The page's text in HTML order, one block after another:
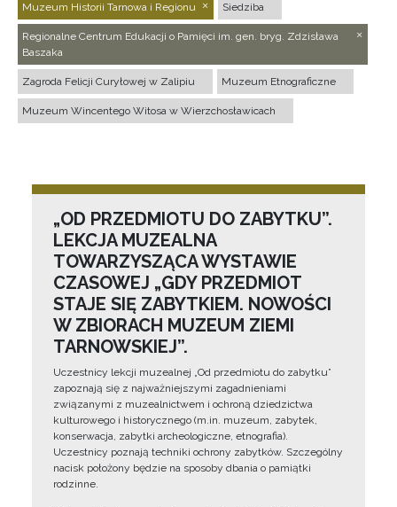
Muzeum Historii Tarnowa i Regionu Siedziba
Regionalne Centrum Edukacji o Pamięci im. gen. bryg. Zdzisława
Baszaka
Zagroda Felicji Curyłowej w Zalipiu Muzeum Etnograficzne
Muzeum Wincentego Witosa w Wierzchosławicach
„OD PRZEDMIOTU DO ZABYTKU”.
LEKCJA MUZEALNA
TOWARZYSZĄCA WYSTAWIE
CZASOWEJ „GDY PRZEDMIOT
STAJE SIĘ ZABYTKIEM. NOWOŚCI
W ZBIORACH MUZEUM ZIEMI
TARNOWSKIEJ”.
Uczestnicy lekcji muzealnej „Od przedmiotu do zabytku”
zapoznają się z najważniejszymi zagadnieniami
związanymi z muzealnictwem i ochroną dziedzictwa
kulturowego i historycznego (m.in. muzeum, zabytek,
konserwacja, zabytki archeologiczne, etnografia).
Uczestnicy poznają techniki ochrony zabytków. Szczególny
nacisk położony będzie na sposoby dbania o pamiątki
rodzinne.